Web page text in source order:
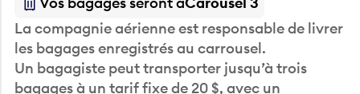
La compagnie aérienne est responsable de livrer
les bagages enregistrés au carrousel.
Un bagagiste peut transporter jusqu’à trois
bagages à un tarif fixe de 20 $, avec un